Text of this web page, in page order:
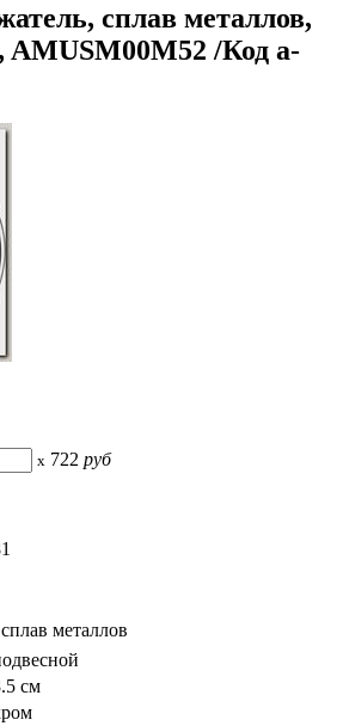
сплав металлов,
/Код a-
x 722 руб
металлов
см